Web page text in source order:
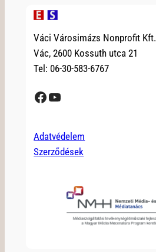
Váci Városimázs Nonprofit Kft.
Vác, 2600 Kossuth utca 21
Tel: 06-30-583-6767
Facebook YouTube
Adatvédelem
Szerződések